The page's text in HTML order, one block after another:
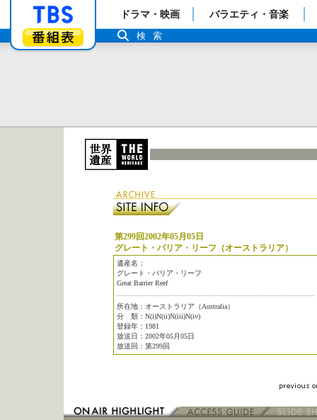
「TBSテレビ」トップページ
番組表
ドラマ・映画 バラエティ・音楽
検索
第299回2002年05月05日
グレート・バリア・リーフ（オーストラリア）
遺産名：
グレート・バリア・リーフ
Great Barrier Reef
所在地：オーストラリア（Australia）
分 類：N(i)N(ii)N(iii)N(iv)
登録年：1981
放送日：2002年05月05日
放送回：第299回